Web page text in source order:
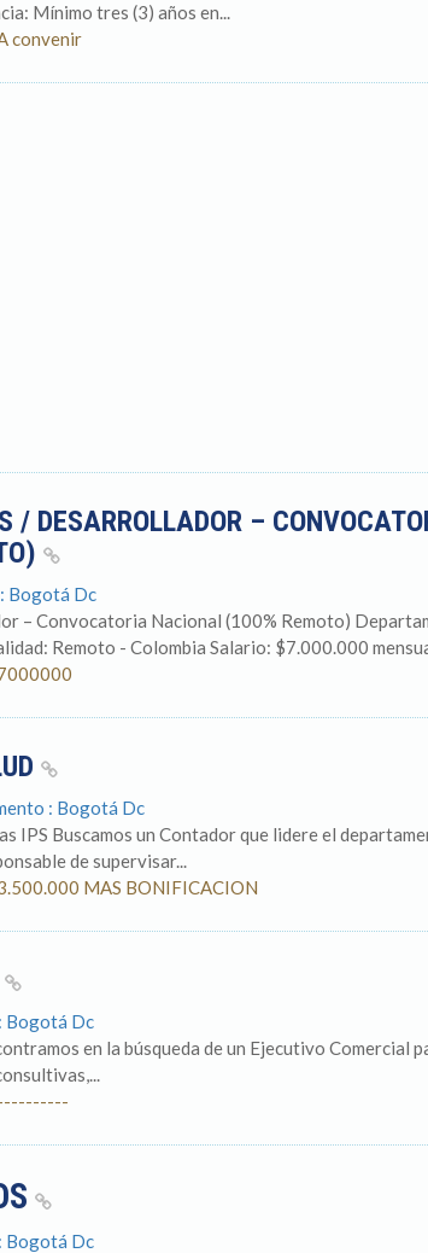
Mínimo tres (3) años en...
convenir
/ DESARROLLADOR –
Bogotá Dc
– Convocatoria Nacional (100% Remoto)
Remoto - Colombia Salario: $7.000.000
: Bogotá Dc
IPS Buscamos un Contador que lidere el
de supervisar...
MAS BONIFICACION
Bogotá Dc
en la búsqueda de un Ejecutivo Comercial
Bogotá Dc